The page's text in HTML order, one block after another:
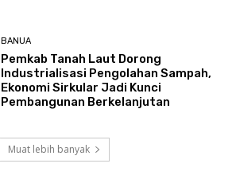
BANUA
Pemkab Tanah Laut Dorong
Industrialisasi Pengolahan Sampah,
Ekonomi Sirkular Jadi Kunci
Pembangunan Berkelanjutan
Muat lebih banyak